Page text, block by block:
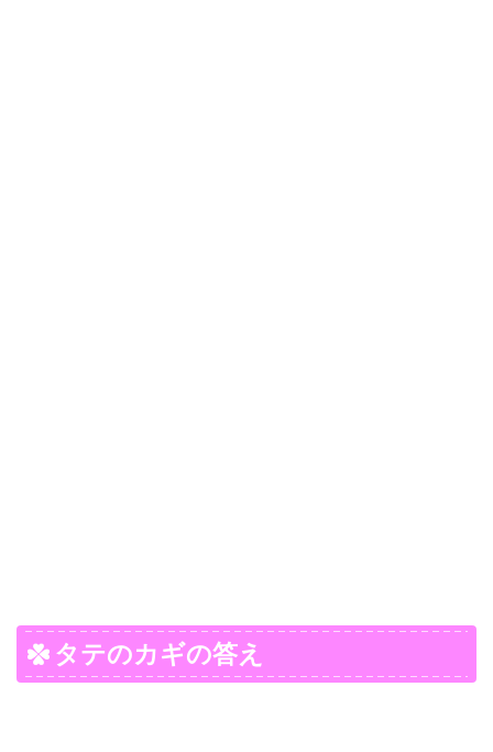
タテのカギの答え